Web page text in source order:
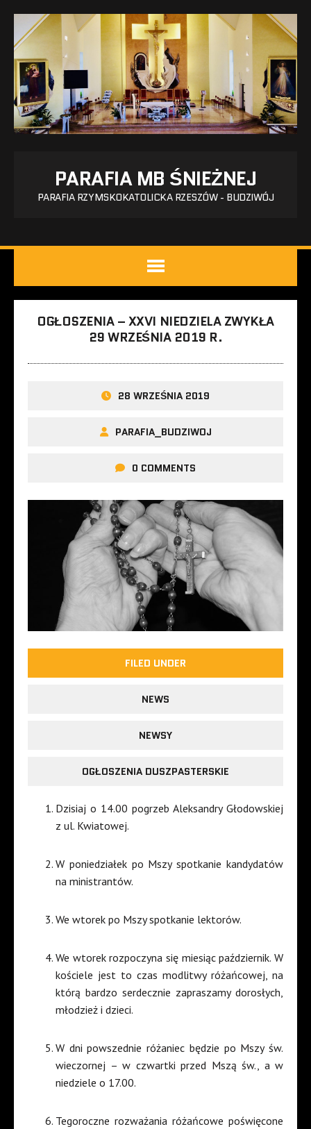
PARAFIA MB ŚNIEŻNEJ
PARAFIA RZYMSKOKATOLICKA RZESZÓW - BUDZIWÓJ
OGŁOSZENIA – XXVI NIEDZIELA ZWYKŁA
29 WRZEŚNIA 2019 R.
28 WRZEŚNIA 2019
PARAFIA_BUDZIWOJ
0 COMMENTS
FILED UNDER
NEWS
NEWSY
OGŁOSZENIA DUSZPASTERSKIE
Dzisiaj o 14.00 pogrzeb Aleksandry Głodowskiej
z ul. Kwiatowej.
W poniedziałek po Mszy spotkanie kandydatów
na ministrantów.
We wtorek po Mszy spotkanie lektorów.
We wtorek rozpoczyna się miesiąc październik. W
kościele jest to czas modlitwy różańcowej, na
którą bardzo serdecznie zapraszamy dorosłych,
młodzież i dzieci.
W dni powszednie różaniec będzie po Mszy św.
wieczornej – w czwartki przed Mszą św., a w
niedziele o 17.00.
Tegoroczne rozważania różańcowe poświęcone